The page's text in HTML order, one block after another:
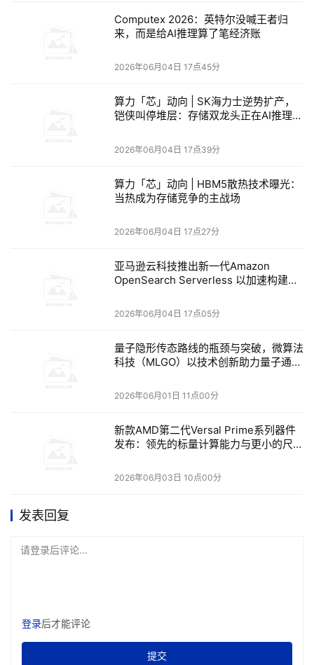
体化、算力服务化思路联合全产业链伙伴，共筑国产化算力
®鲲鹏服务器PR210K G5，该产品搭载鲲鹏950处理器，具
有高性能、高安全、高可靠、硬加速的核心优势，全栈自研
京东云副总裁何方带来《京东云携手宝德创建智算基础设施
新范式》的演讲。他表示，当前计算已从数据检索迈向生成
储、散热五大瓶颈，需异构算力、高速网络、液冷、高性能
度协同、联合研发，合作打造智算中心新范式的方案。双方
化，已服务金融、零售等客户，降本增效显著。同时本次大
离、国产化适配、开箱即用，助力企业高效落地智能应用。
深圳市龙华数据有限公司基础设施建设部部长任子文围绕
“数智龙华、网联低空” 主题，分享龙华区低空全域感知网综
合保障体系建设落地实践与技术创新成果。他指出，龙华数
据针对当前低空基建行业痛点，依托超视距智能飞控、机载
局。截至目前，已落地约 15.995 平方公里空中走廊试验
了全层级低空基础设施体系，项目已落地治安巡检、医疗配
未来》主题演讲。直击企业AI Agent落地遇到的算力、模
Computex 2026：英特尔没喊王者归
来，而是给AI推理算了笔经济账
2026年06月04日 17点45分
算力「芯」动向 | SK海力士逆势扩产，
铠侠叫停堆层：存储双龙头正在AI推理赛
2026年06月04日 17点39分
算力「芯」动向 | HBM5散热技术曝光：
当热成为存储竞争的主战场
2026年06月04日 17点27分
亚马逊云科技推出新一代Amazon
OpenSearch Serverless 以加速构建
2026年06月04日 17点05分
量子隐形传态路线的瓶颈与突破，微算法
科技（MLGO）以技术创新助力量子通信
2026年06月01日 11点00分
新款AMD第二代Versal Prime系列器件
发布：领先的标量计算能力与更小的尺寸
2026年06月03日 10点00分
发表回复
请登录后评论...
登录后才能评论
提交